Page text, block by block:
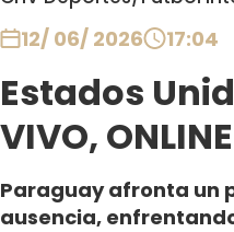
12/ 06/ 2026 17:04
Estados
VIVO,
Paraguay afronta un
ausencia,